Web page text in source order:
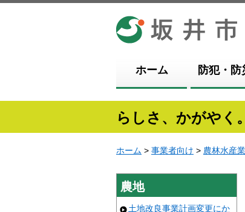
坂井市
ホーム 防犯・防
らしさ、かがやく
ホーム > 事業者向け > 農林水産業
農地
土地改良事業計画変更にか